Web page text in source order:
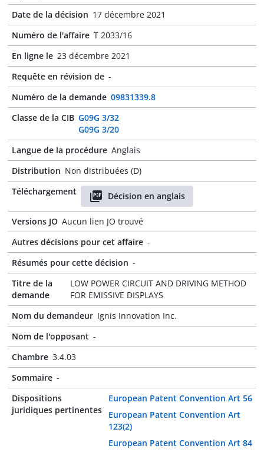
Date de la décision 17 décembre 2021
Numéro de l'affaire T 2033/16
En ligne le 23 décembre 2021
Requête en révision de -
Numéro de la demande 09831339.8
Classe de la CIB G09G 3/32
G09G 3/20
Langue de la procédure Anglais
Distribution Non distribuées (D)
Téléchargement
Décision en anglais
Versions JO Aucun lien JO trouvé
Autres décisions pour cet affaire -
Résumés pour cette décision -
Titre de la
demande
LOW POWER CIRCUIT AND DRIVING METHOD
FOR EMISSIVE DISPLAYS
Nom du demandeur Ignis Innovation Inc.
Nom de l'opposant -
Chambre 3.4.03
Sommaire -
Dispositions
juridiques pertinentes
European Patent Convention Art 56
European Patent Convention Art
123(2)
European Patent Convention Art 84